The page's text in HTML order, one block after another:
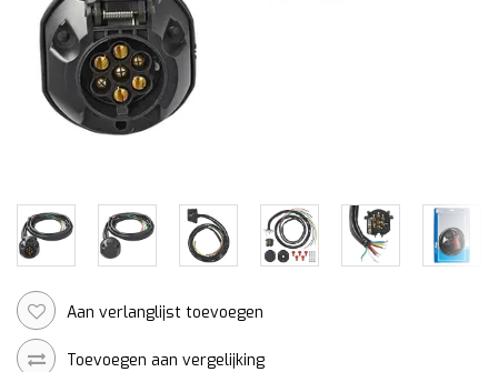
Aan verlanglijst toevoegen
Toevoegen aan vergelijking